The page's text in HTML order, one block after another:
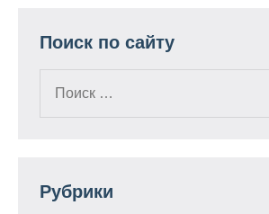
Поиск по сайту
Рубрики